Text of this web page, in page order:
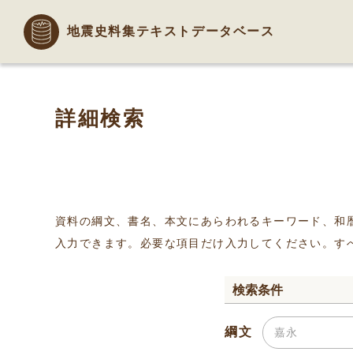
地震史料集テキストデータベース
詳細検索
資料の綱文、書名、本文にあらわれるキーワード、
入力できます。必要な項目だけ入力してください。
検索条件
綱文